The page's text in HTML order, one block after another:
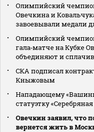
Олимпийский
Овечкина и
завоевывали медали
Олимпийский
гала‑матче на Кубке
объединяют и
СКА подписал
Кныжовым
Нападающему
статуэтку
Овечкин заявил, что
вернется жить в